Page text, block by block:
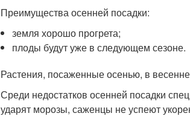
Преимущества осенней посадки:
земля хорошо прогрета;
плоды будут уже в следующем сезоне.
Растения, посаженные осенью, в
Среди недостатков осенней посадки
ударят морозы, саженцы не успеют